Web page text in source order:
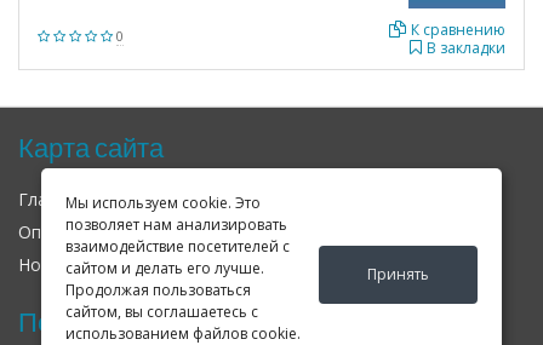
Мы используем cookie. Это
позволяет нам анализировать
взаимодействие посетителей с
сайтом и делать его лучше.
Продолжая пользоваться
сайтом, вы соглашаетесь с
использованием файлов cookie.
Принять
0
В закладки
К сравнению
Карта сайта
Главная О нас
Оплата
Доставка
Новости
Оферта Соглашение
Последние новости